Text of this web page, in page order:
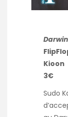
Kioon
3€
Sudo